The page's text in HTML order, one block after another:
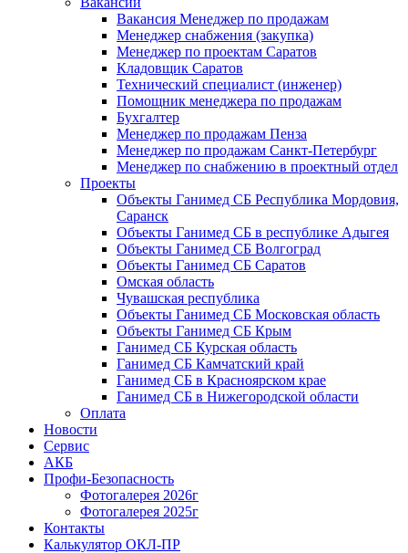
Вакансия Менеджер по продажам
Менеджер снабжения (закупка)
Менеджер по проектам Саратов
Кладовщик Саратов
Технический специалист (инженер)
Помощник менеджера по продажам
Бухгалтер
Менеджер по продажам Пенза
Менеджер по продажам Санкт-Петербург
Менеджер по снабжению в проектный отдел
Проекты
Объекты Ганимед СБ Республика Мордовия,
Саранск
Объекты Ганимед СБ в республике Адыгея
Объекты Ганимед СБ Волгоград
Объекты Ганимед СБ Саратов
Омская область
Чувашская республика
Объекты Ганимед СБ Московская область
Объекты Ганимед СБ Крым
Ганимед СБ Курская область
Ганимед СБ Камчатский край
Ганимед СБ в Красноярском крае
Ганимед СБ в Нижегородской области
Оплата
Новости
Сервис
АКБ
Профи-Безопасность
Фотогалерея 2026г
Фотогалерея 2025г
Контакты
Калькулятор ОКЛ-ПР